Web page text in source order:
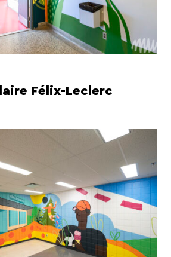
Félix-Leclerc